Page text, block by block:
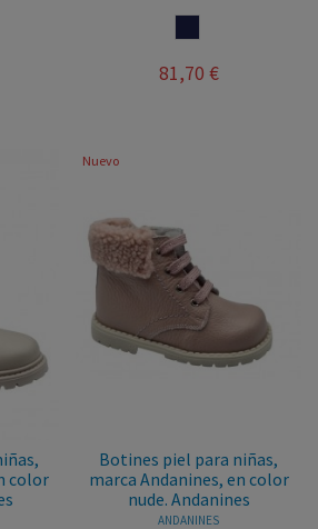
81,70 €
color
Nuevo
Botines piel para niñas,
marca Andanines, en color
nude. Andanines
ANDANINES